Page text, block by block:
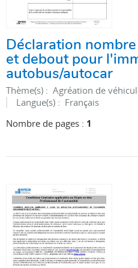
Déclaration
et debout pour
autobus/autocar
Thème(s) : Agréation de
Langue(s) : Français
Nombre de pages : 1